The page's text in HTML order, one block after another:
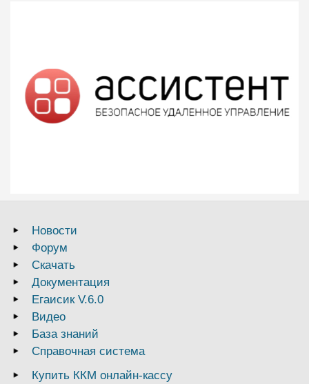
Новости
Форум
Скачать
Документация
Егаисик V.6.0
Видео
База знаний
Справочная система
Купить ККМ онлайн-кассу